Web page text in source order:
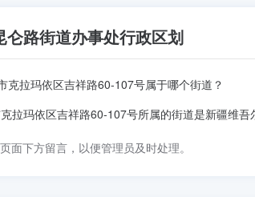
路街道办事处行政区划
克拉玛依区吉祥路60-107号属于哪个街道？
拉玛依区吉祥路60-107号所属的街道是新疆维
面下方留言，以便管理员及时处理。